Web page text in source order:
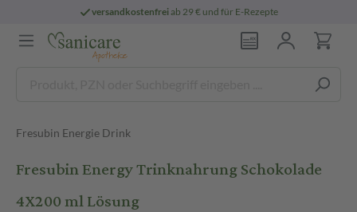
versandkostenfreiab 29 € und für E-Rezepte
Fresubin Energie Drink
Fresubin Energy Trinknahrung Schokolade
4X200 ml Lösung